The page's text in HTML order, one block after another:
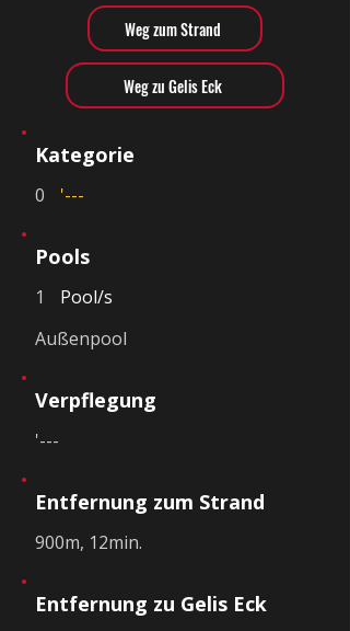
Weg zum Strand
Weg zu Gelis Eck
Kategorie
0 '---
Pools
1
Pool/s
Außenpool
Verpflegung
'---
Entfernung zum Strand
900m, 12min.
Entfernung zu Gelis Eck